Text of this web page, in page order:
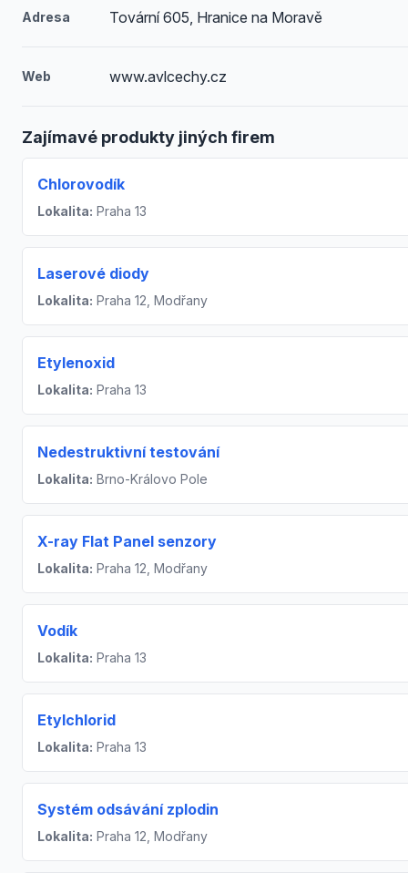
Adresa Tovární 605, Hranice na Moravě
Web www.avlcechy.cz
Zajímavé produkty jiných firem
Chlorovodík
Lokalita: Praha 13
Laserové diody
Lokalita: Praha 12, Modřany
Etylenoxid
Lokalita: Praha 13
Nedestruktivní testování
Lokalita: Brno-Královo Pole
X-ray Flat Panel senzory
Lokalita: Praha 12, Modřany
Vodík
Lokalita: Praha 13
Etylchlorid
Lokalita: Praha 13
Systém odsávání zplodin
Lokalita: Praha 12, Modřany